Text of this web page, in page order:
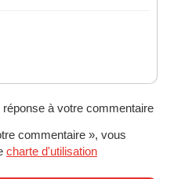
à votre commentaire
commentaire », vous
charte d'utilisation